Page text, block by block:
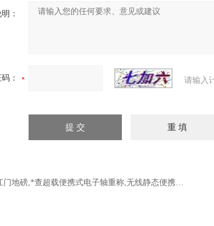
：
： 请输入
门地磅,*查超载便携式电子轴重称,无线静态便携式电子汽车衡